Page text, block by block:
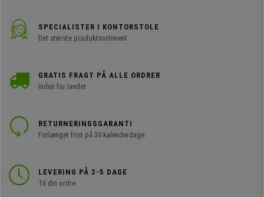
SPECIALISTER I KONTORSTOLE
Det største produktsortiment
GRATIS FRAGT PÅ ALLE ORDRER
Inden for landet
RETURNERINGSGARANTI
Forlænget frist på 30 kalenderdage
LEVERING PÅ 3-5 DAGE
Til din ordre